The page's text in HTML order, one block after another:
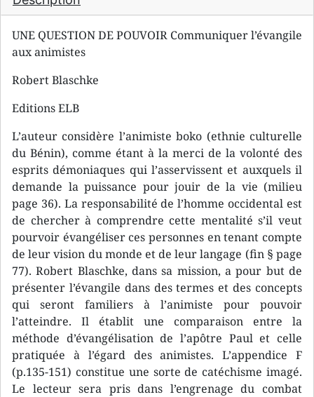
UNE QUESTION DE POUVOIR Communiquer l’évangile
aux animistes
Robert Blaschke
Editions ELB
L’auteur considère l’animiste boko (ethnie culturelle
du Bénin), comme étant à la merci de la volonté des
esprits démoniaques qui l’asservissent et auxquels il
demande la puissance pour jouir de la vie (milieu
page 36). La responsabilité de l’homme occidental est
de chercher à comprendre cette mentalité s’il veut
pourvoir évangéliser ces personnes en tenant compte
de leur vision du monde et de leur langage (fin § page
77). Robert Blaschke, dans sa mission, a pour but de
présenter l’évangile dans des termes et des concepts
qui seront familiers à l’animiste pour pouvoir
l’atteindre. Il établit une comparaison entre la
méthode d’évangélisation de l’apôtre Paul et celle
pratiquée à l’égard des animistes. L’appendice F
(p.135-151) constitue une sorte de catéchisme imagé.
Le lecteur sera pris dans l’engrenage du combat